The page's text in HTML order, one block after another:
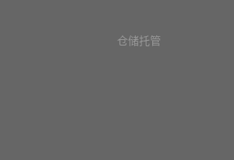
仓储托管